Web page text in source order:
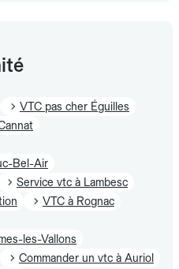
VTC pas cher Éguilles
Bel-Air
Service vtc à Lambesc
VTC à Rognac
les-Vallons
Commander un vtc à Auriol